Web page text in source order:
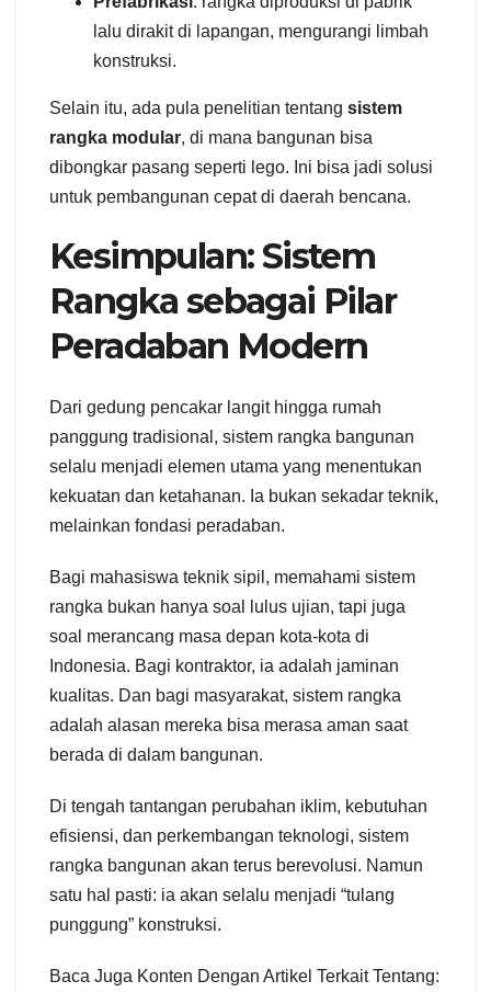
lalu dirakit di lapangan, mengurangi limbah
konstruksi.
Selain itu, ada pula penelitian tentang sistem
rangka modular, di mana bangunan bisa
dibongkar pasang seperti lego. Ini bisa jadi solusi
untuk pembangunan cepat di daerah bencana.
Kesimpulan: Sistem
Rangka sebagai Pilar
Peradaban Modern
Dari gedung pencakar langit hingga rumah
panggung tradisional, sistem rangka bangunan
selalu menjadi elemen utama yang menentukan
kekuatan dan ketahanan. Ia bukan sekadar teknik,
melainkan fondasi peradaban.
Bagi mahasiswa teknik sipil, memahami sistem
rangka bukan hanya soal lulus ujian, tapi juga
soal merancang masa depan kota-kota di
Indonesia. Bagi kontraktor, ia adalah jaminan
kualitas. Dan bagi masyarakat, sistem rangka
adalah alasan mereka bisa merasa aman saat
berada di dalam bangunan.
Di tengah tantangan perubahan iklim, kebutuhan
efisiensi, dan perkembangan teknologi, sistem
rangka bangunan akan terus berevolusi. Namun
satu hal pasti: ia akan selalu menjadi “tulang
punggung” konstruksi.
Baca Juga Konten Dengan Artikel Terkait Tentang: